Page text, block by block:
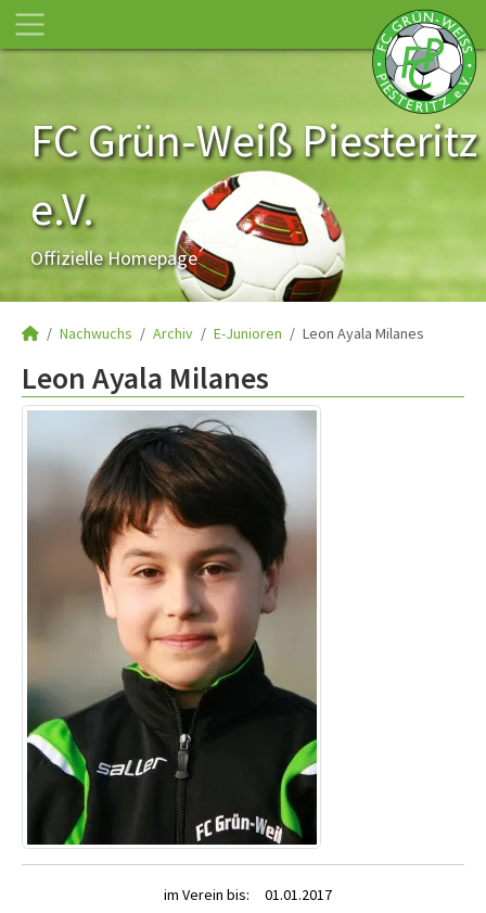
FC Grün-Weiß Piesteritz
e.V.
Offizielle Homepage
Nachwuchs Archiv E-Junioren Leon Ayala Milanes
Leon Ayala Milanes
im Verein bis:
01.01.2017